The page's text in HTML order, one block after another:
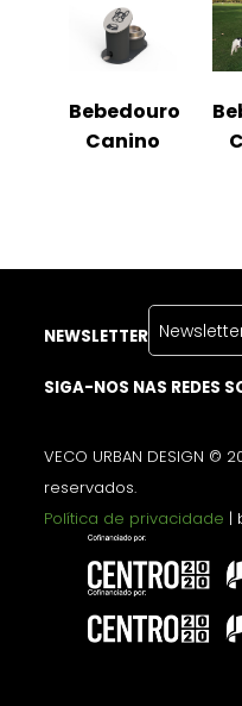
Bebedouro
Canino
NEWSLETTER
SIGA-NOS NAS REDES
VECO URBAN DESIGN ©
reservados.
Política de privacidade |